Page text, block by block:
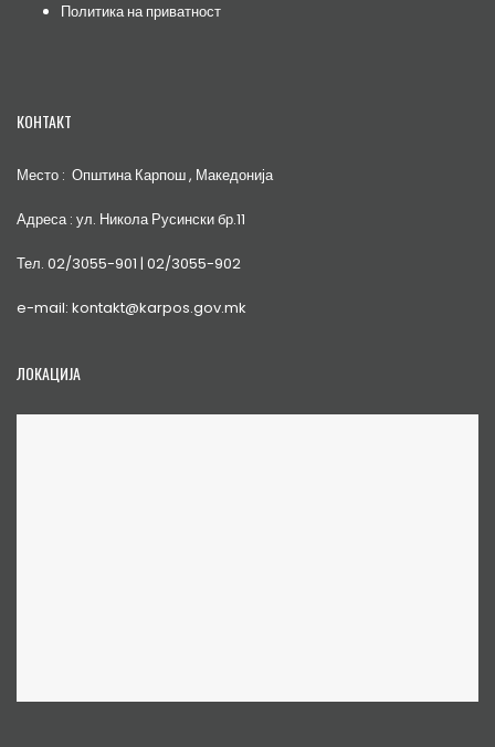
Политика на приватност
КОНТАКТ
Место : Општина Карпош , Македонија
Адреса : ул. Никола Русински бр.11
Тел. 02/3055-901 | 02/3055-902
e-mail: kontakt@karpos.gov.mk
ЛОКАЦИЈА